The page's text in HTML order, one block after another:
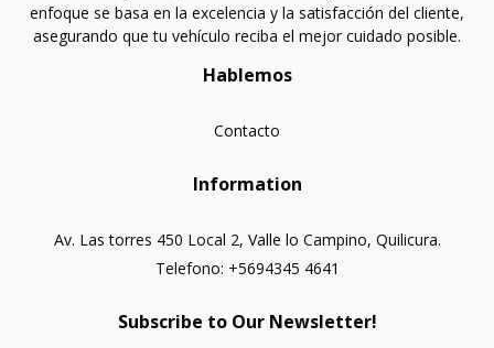
enfoque se basa en la excelencia y la satisfacción del cliente,
asegurando que tu vehículo reciba el mejor cuidado posible.
Hablemos
Contacto
Information
Av. Las torres 450 Local 2, Valle lo Campino, Quilicura.
Telefono: +5694345 4641
Subscribe to Our Newsletter!